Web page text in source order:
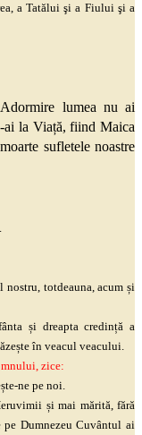
a Tatăluişi a Fiului şia
lumea nu ai
ai la Viață, fiind Maica
sufletele noastre
nostru, totdeauna, acum și
și dreapta credință a
în veacul veacului.
zice:
ne pe noi.
și mai mărită, fără
pe Dumnezeu Cuvântul ai